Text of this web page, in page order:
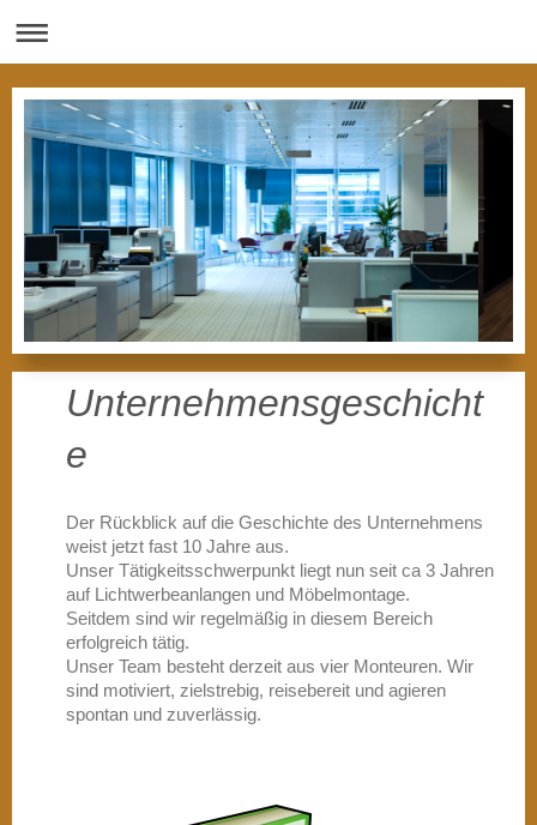
Unternehmensgeschicht
e
Der Rückblick auf die Geschichte des Unternehmens
weist jetzt fast 10 Jahre aus.
Unser Tätigkeitsschwerpunkt liegt nun seit ca 3 Jahren
auf Lichtwerbeanlangen und Möbelmontage.
Seitdem sind wir regelmäßig in diesem Bereich
erfolgreich tätig.
Unser Team besteht derzeit aus vier Monteuren. Wir
sind motiviert, zielstrebig, reisebereit und agieren
spontan und zuverlässig.